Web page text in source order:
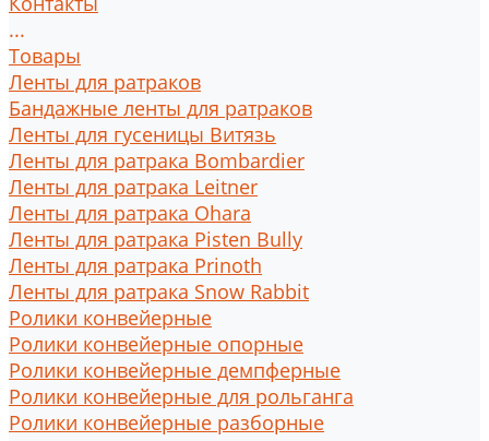
...
Товары
Ленты для ратраков
Бандажные ленты для ратраков
Ленты для гусеницы Витязь
Ленты для ратрака Bombardier
Ленты для ратрака Leitner
Ленты для ратрака Ohara
Ленты для ратрака Pisten Bully
Ленты для ратрака Prinoth
Ленты для ратрака Snow Rabbit
Ролики конвейерные
Ролики конвейерные опорные
Ролики конвейерные демпферные
Ролики конвейерные для рольганга
Ролики конвейерные разборные